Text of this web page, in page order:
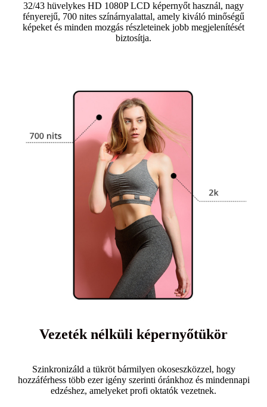
32/43 hüvelykes HD 1080P LCD képernyőt használ, nagy
fényerejű, 700 nites színárnyalattal, amely kiváló minőségű
képeket és minden mozgás részleteinek jobb megjelenítését
biztosítja.
Vezeték nélküli képernyőtükör
Szinkronizáld a tükröt bármilyen okoseszközzel, hogy
hozzáférhess több ezer igény szerinti óránkhoz és mindennapi
edzéshez, amelyeket profi oktatók vezetnek.